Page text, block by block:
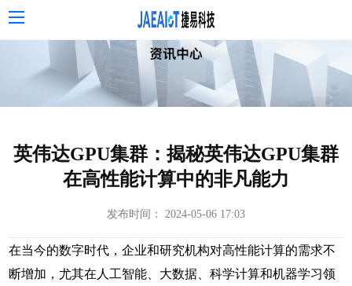
英伟达GPU集群：揭秘英伟达GPU集群
在高性能计算中的非凡能力
发布时间： 2024-05-06 17:03
在当今的数字时代，企业和研究机构对高性能计算的需求不
断增加，尤其在人工智能、大数据、科学计算和机器学习领